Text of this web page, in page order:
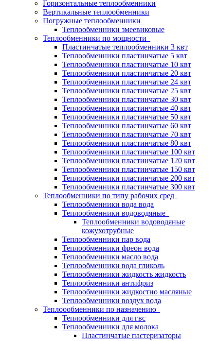
Горизонтальные теплообменники
Вертикальные теплообменники
Погружные теплообменники
Теплообменники змеевиковые
Теплообменники по мощности
Пластинчатые теплообменники 3 квт
Теплообменники пластинчатые 5 квт
Теплообменники пластинчатые 10 квт
Теплообменники пластинчатые 20 квт
Теплообменники пластинчатые 24 квт
Теплообменники пластинчатые 25 квт
Теплообменники пластинчатые 30 квт
Теплообменники пластинчатые 40 квт
Теплообменники пластинчатые 50 квт
Теплообменники пластинчатые 60 квт
Теплообменники пластинчатые 70 квт
Теплообменники пластинчатые 80 квт
Теплообменники пластинчатые 100 квт
Теплообменники пластинчатые 120 квт
Теплообменники пластинчатые 150 квт
Теплообменники пластинчатые 200 квт
Теплообменники пластинчатые 300 квт
Теплообменники по типу рабочих сред
Теплообменники вода вода
Теплообменники водоводяные
Теплообменники водоводяные
кожухотрубные
Теплообменники пар вода
Теплообменники фреон вода
Теплообменники масло вода
Теплообменники вода гликоль
Теплообменники жидкость жидкость
Теплообменники антифриз
Теплообменники жидкостно масляные
Теплообменники воздух вода
Теплоообменники по назначению
Теплообменники для гвс
Теплообменники для молока
Пластинчатые пастеризаторы